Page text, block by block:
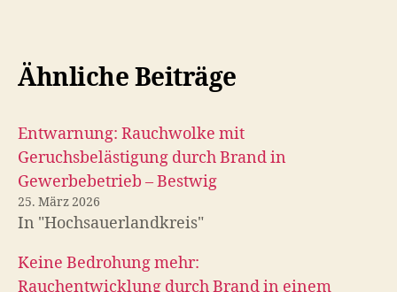
Ähnliche Beiträge
Entwarnung: Rauchwolke mit
Geruchsbelästigung durch Brand in
Gewerbebetrieb – Bestwig
25. März 2026
In "Hochsauerlandkreis"
Keine Bedrohung mehr:
Rauchentwicklung durch Brand in einem